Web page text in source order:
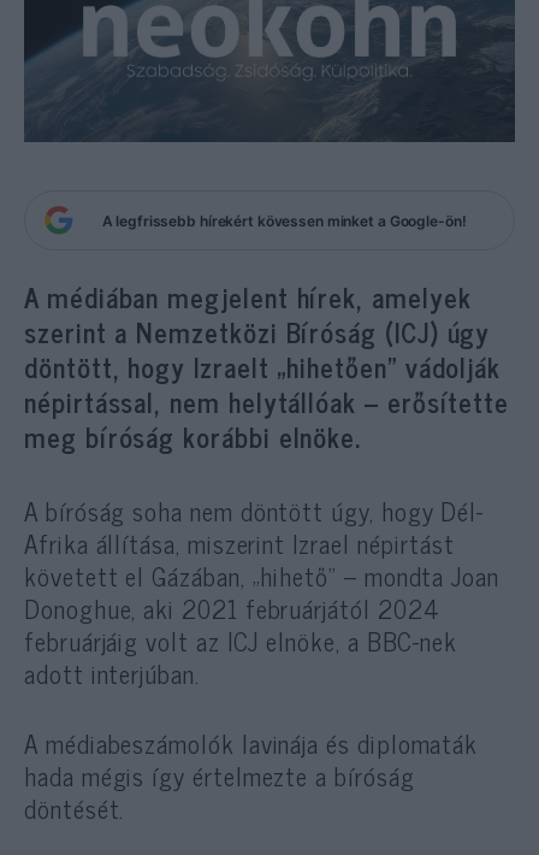
A legfrissebb hírekért kövessen minket a Google-ön!
A médiában megjelent hírek, amelyek
szerint a Nemzetközi Bíróság (ICJ) úgy
döntött, hogy Izraelt „hihetően” vádolják
népirtással, nem helytállóak – erősítette
meg bíróság korábbi elnöke.
A bíróság soha nem döntött úgy, hogy Dél-
Afrika állítása, miszerint Izrael népirtást
követett el Gázában, „hihető” – mondta Joan
Donoghue, aki 2021 februárjától 2024
februárjáig volt az ICJ elnöke, a BBC-nek
adott interjúban.
A médiabeszámolók lavinája és diplomaták
hada mégis így értelmezte a bíróság
döntését.